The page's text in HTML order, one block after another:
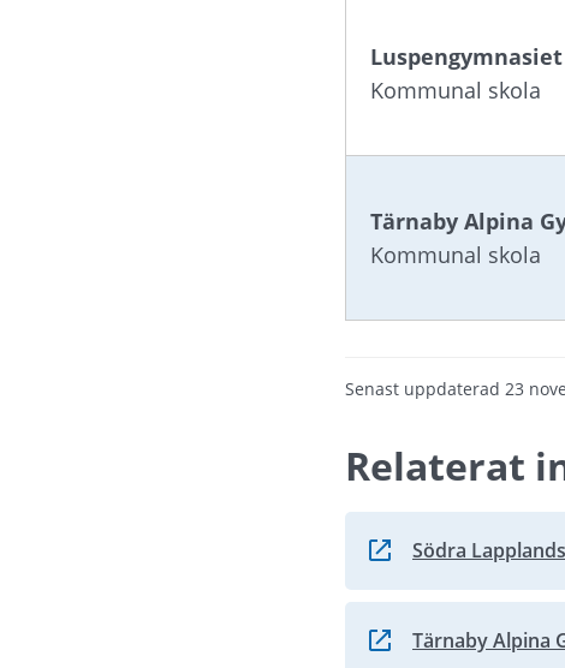
Luspengymnasiet
Kommunal skola
Tärnaby Alpina
Kommunal skola
Senast uppdaterad 23
Relaterat
Södra
Länk till annan
Tärnaby Alpina
Länk till annan